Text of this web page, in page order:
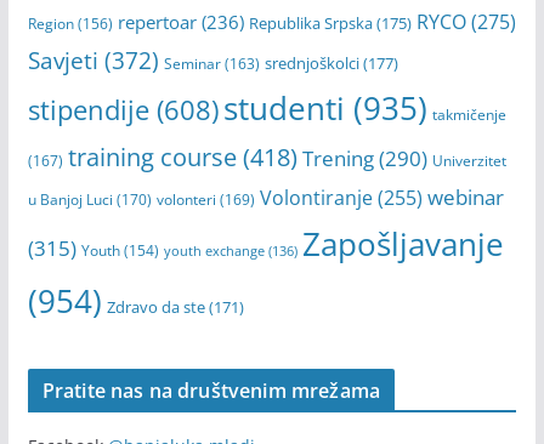
Region(156) repertoar(236) Republika Srpska(175) RYCO(275)
Savjeti (372) Seminar(163) srednjoškolci(177)
stipendije(608)studenti (935) takmičenje
(167) training course(418) Trening(290) Univerzitet
u Banjoj Luci (170) volonteri (169) Volontiranje(255) webinar
(315) Youth(154) youth exchange(136) Zapošljavanje
(954) Zdravo da ste(171)
Pratite nas na društvenim mrežama